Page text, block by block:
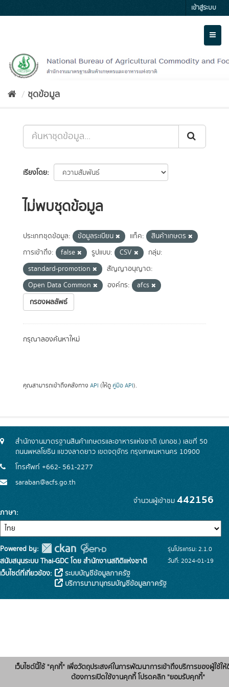
to
เข้าสู่ระบบ
ชุดข้อมูล
เรียงโดย
ไม่พบชุดข้อมูล
ประเภทชุดข้อมูล: ข้อมูลระเบียน แท็ค:
สินค้าเกษตร
การเข้าถึง:
false รูปแบบ: CSV
กลุ่ม:
standard-promotion
สัญญาอนุญาต:
Open Data Common
องค์กร:
afcs
กรองผลลัพธ์
กรุณาลองค้นหาใหม่
คุณสามารถเข้าถึงคลังทาง API (ให้ดู คู่มือ API).
สำนักงานมาตรฐานสินค้าเกษตรและอาหารแห่งชาติ (มกอช.) เลขที่ 50
ถนนพหลโยธิน แขวงลาดยาว เขตจตุจักร กรุงเทพมหานคร 10900
โทรศัพท์ +662- 561-2277
saraban@acfs.go.th
จำนวนผู้เข้าชม 442156
ภาษา
Powered by:
สนับสนุนระบบ Thai-GDC โดย สำนักงานสถิติแห่งชาติ
เว็บไซต์ที่เกี่ยวข้อง:
ระบบบัญชีข้อมูลภาครัฐ
บริการนามานุกรมบัญชีข้อมูลภาครัฐ
รุ่นโปรแกรม: 2.1.0
วันที่: 2024-01-19
เว็บไซต์นี้ใช้ "คุกกี้" เพื่อวัตถุประสงค์ในการพัฒนาการเข้าถึงบริการของผู้ใช้ใ
ต้องการเปิดใช้งานคุกกี้ โปรดคลิก "ยอมรับคุกกี้"